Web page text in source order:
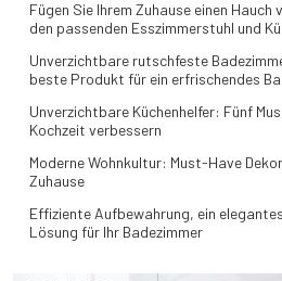
Fügen Sie Ihrem Zuhause einen Hauch
den passenden Esszimmerstuhl und
Unverzichtbare rutschfeste
beste Produkt für ein erfrischendes
Unverzichtbare Küchenhelfer: Fünf
Kochzeit verbessern
Moderne Wohnkultur: Must-Have
Zuhause
Effiziente Aufbewahrung, ein
Lösung für Ihr Badezimmer